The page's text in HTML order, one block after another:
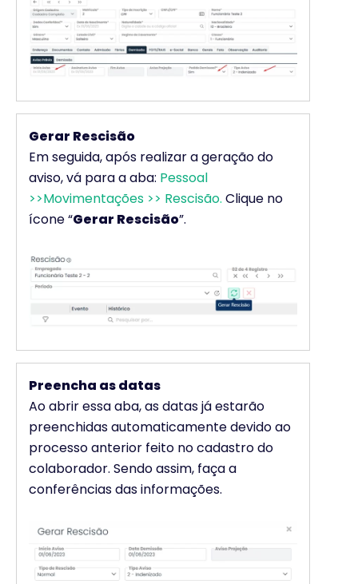
Gerar Rescisão
Em seguida, após realizar a geração do
aviso, vá para a aba: Pessoal
>>Movimentações >> Rescisão. Clique no
ícone “Gerar Rescisão”.
Preencha as datas
Ao abrir essa aba, as datas já estarão
preenchidas automaticamente devido ao
processo anterior feito no cadastro do
colaborador. Sendo assim, faça a
conferências das informações.